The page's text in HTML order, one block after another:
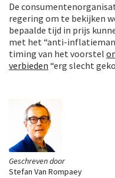
Geschreven door
Stefan Van Rompaey
De
regering om te bekijken
bepaalde tijd in prijs
met het “anti-
timing van het voorstel
verbieden “erg slecht